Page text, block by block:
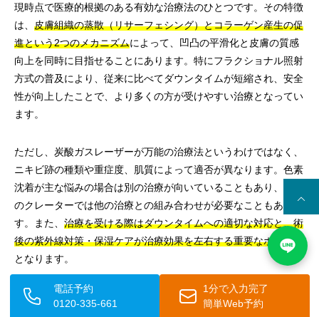
現時点で医療的根拠のある有効な治療法のひとつです。その特徴
は、 皮膚組織の蒸散（リサーフェシング）とコラーゲン産生の促
進という2つのメカニズムによって、凹凸の平滑化と皮膚の質感
向上を同時に目指せることにあります。特にフラクショナル照射
方式の普及により、従来に比べてダウンタイムが短縮され、安全
性が向上したことで、より多くの方が受けやすい治療となってい
ます。
ただし、炭酸ガスレーザーが万能の治療法というわけではなく、
ニキビ跡の種類や重症度、肌質によって適否が異なります。色素
沈着が主な悩みの場合は別の治療が向いていることもあり、重度
のクレーターでは他の治療との組み合わせが必要なこともありま
す。また、 治療を受ける際はダウンタイムへの適切な対応と、術
後の紫外線対策・保湿ケアが治療効果を左右する重要なポイント
となります。
ニキビ跡の治療は、一度の施術で劇的に変わるものではなく、
電話予約
0120-335-661
1分で入力完了
簡単Web予約